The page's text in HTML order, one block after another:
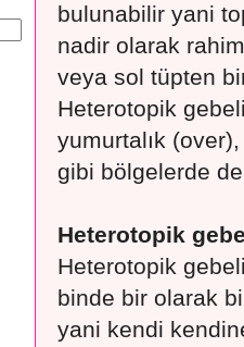
bulunabilir yani
nadir olarak
veya sol tüpten
Heterotopik
yumurtalık
gibi bölgelerde
Heterotopik
Heterotopik
binde bir olarak
yani kendi